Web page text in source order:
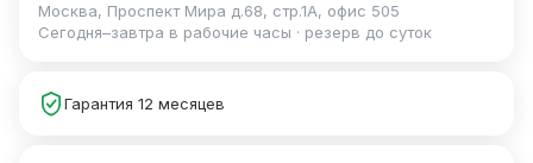
Москва, Проспект Мира д.68, стр.1А, офис 505
Сегодня–завтра в рабочие часы · резерв до суток
Гарантия 12 месяцев